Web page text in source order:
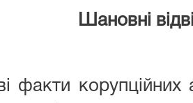
Шановні
факти